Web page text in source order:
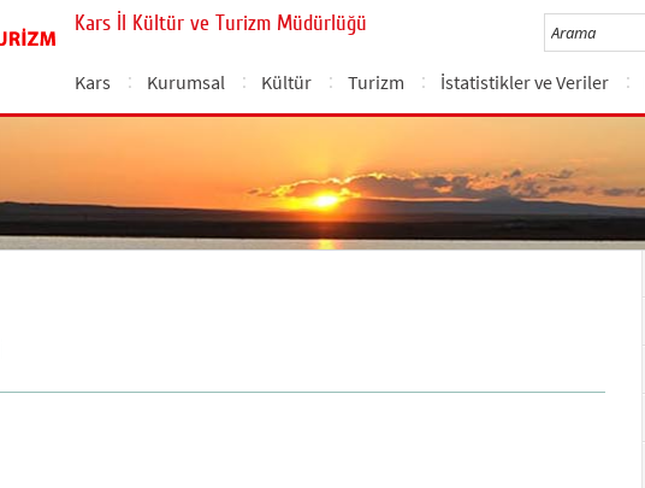
Kars İl Kültür ve Turizm Müdürlüğü
Kars Kurumsal Kültür Turizm İstatistikler ve Veriler